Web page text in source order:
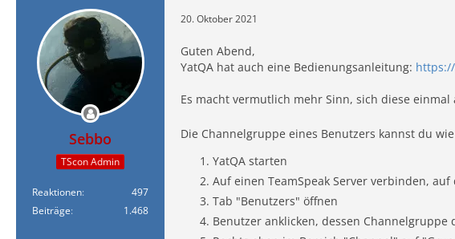
Sebbo
TScon Admin
Reaktionen
497
Beiträge
1.468
20. Oktober 2021
Guten Abend,
YatQA hat auch eine Bedienungsanleitung:
Es macht vermutlich mehr Sinn, sich diese
Die Channelgruppe eines Benutzers kannst du
YatQA starten
Auf einen TeamSpeak Server verbinden,
Tab "Benutzers" öffnen
Benutzer anklicken, dessen Channelgruppe